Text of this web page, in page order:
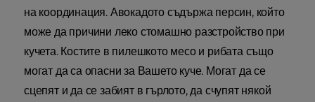
на координация. Авокадото съдържа персин, който
може да причини леко стомашно разстройство при
кучета. Костите в пилешкото месо и рибата също
могат да са опасни за Вашето куче. Могат да се
сцепят и да се забият в гърлото, да счупят някой